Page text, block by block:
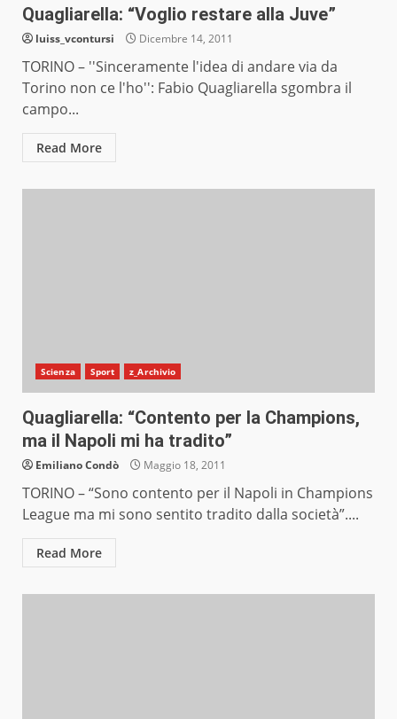
Quagliarella: “Voglio restare alla Juve”
luiss_vcontursi Dicembre 14, 2011
TORINO – ''Sinceramente l'idea di andare via da
Torino non ce l'ho'': Fabio Quagliarella sgombra il
campo...
Read More
Scienza Sport z_Archivio
Quagliarella: “Contento per la Champions,
ma il Napoli mi ha tradito”
Emiliano Condò Maggio 18, 2011
TORINO – “Sono contento per il Napoli in Champions
League ma mi sono sentito tradito dalla società”....
Read More